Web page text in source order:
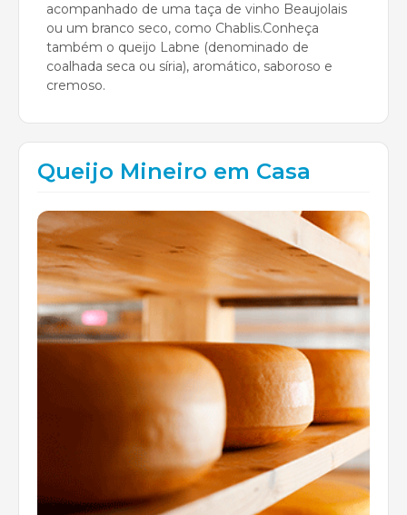
acompanhado de uma taça de vinho Beaujolais
ou um branco seco, como Chablis.Conheça
também o queijo Labne (denominado de
coalhada seca ou síria), aromático, saboroso e
cremoso.
Queijo Mineiro em Casa